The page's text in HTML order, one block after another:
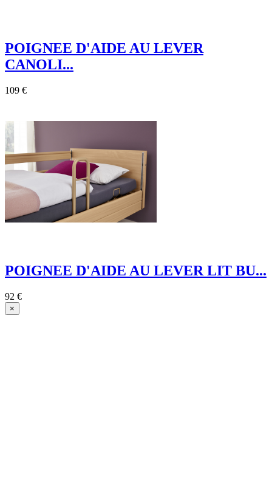
POIGNEE D'AIDE AU LEVER
CANOLI...
109 €
POIGNEE D'AIDE AU LEVER LIT BU...
92 €
×